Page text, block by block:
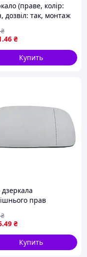
(праве, колір:
дозвіл: так, монтаж
2011-2017 VICMA
.46 ₴
₴
Купить
прав
I 05.08-03.17 BLIC
02-1221517P
.49 ₴
₴
Купить